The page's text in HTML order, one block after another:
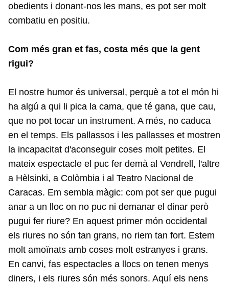
obedients i donant-nos les mans, es pot ser molt
combatiu en positiu.
Com més gran et fas, costa més que la gent
rigui?
El nostre humor és universal, perquè a tot el món hi
ha algú a qui li pica la cama, que té gana, que cau,
que no pot tocar un instrument. A més, no caduca
en el temps. Els pallassos i les pallasses et mostren
la incapacitat d'aconseguir coses molt petites. El
mateix espectacle el puc fer demà al Vendrell, l'altre
a Hèlsinki, a Colòmbia i al Teatro Nacional de
Caracas. Em sembla màgic: com pot ser que pugui
anar a un lloc on no puc ni demanar el dinar però
pugui fer riure? En aquest primer món occidental
els riures no són tan grans, no riem tan fort. Estem
molt amoïnats amb coses molt estranyes i grans.
En canvi, fas espectacles a llocs on tenen menys
diners, i els riures són més sonors. Aquí els nens